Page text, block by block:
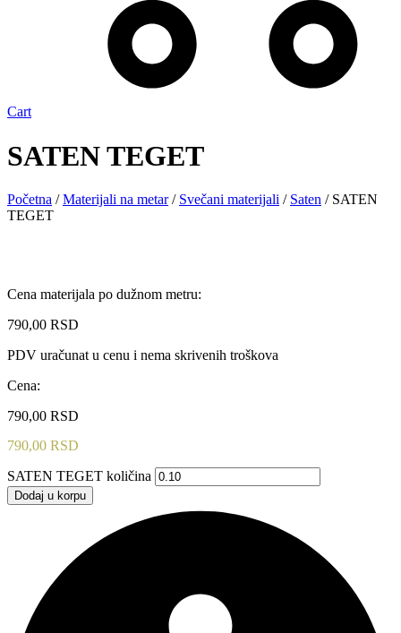
Cart
SATEN TEGET
Početna /Materijali na metar/ Svečani materijali / Saten / SATEN
TEGET
Cena materijala po dužnom metru:
790,00 RSD
PDV uračunat u cenu i nema skrivenih troškova
Cena:
790,00 RSD
790,00 RSD
SATEN TEGET količina
Dodaj u korpu